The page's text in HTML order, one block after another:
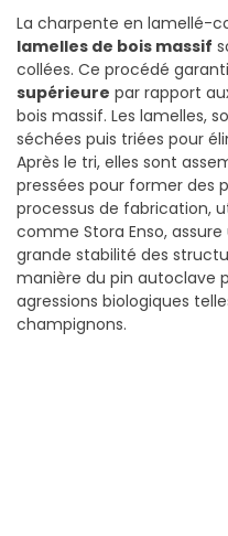
La charpente en lamellé-
lamelles de bois massif
collées. Ce procédé
supérieure par rapport
bois massif. Les lamelles,
séchées puis triées pour
Après le tri, elles sont
pressées pour former des
processus de fabrication,
comme Stora Enso,
grande stabilité des
manière du pin autoclave
agressions biologiques
champignons.